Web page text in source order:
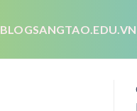
BLOGSANGTAO.EDU.VN